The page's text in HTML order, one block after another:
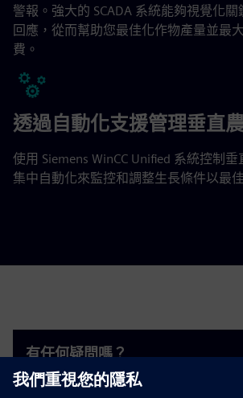
警報。強大的 SCADA 系統能夠視覺化
回應，從而幫助您最佳化作物產量並最
費。
透過自動化支援管理垂直
使用 Siemens WinCC Unified 系統控制
集中自動化來監控和調整生長條件以最
有任何疑問嗎？
歡迎洽詢。聯絡我們，我們將協助您